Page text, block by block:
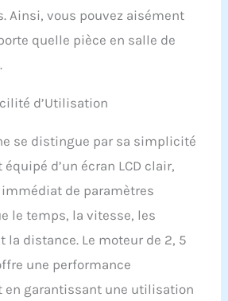
maison ou pour des
séances de perte de
poids plus
La télécommande peut se
la poignée pour un
rangement pratique. 3.
La surface de course
efficace est de 100×38
cm, avec une bande de
course antidérapante à 5
couches. Une fois plié, le
tapis de course ne
mesure que 119×49×11 cm.
Ainsi, vous pouvez aisément
quelle pièce en salle de
d’Utilisation
se distingue par sa simplicité
d’un écran LCD clair,
de paramètres
le temps, la vitesse, les
la distance. Le moteur de 2, 5
une performance
en garantissant une utilisation